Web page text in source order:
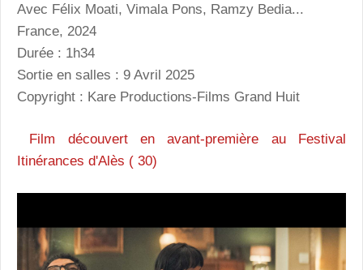
Avec Félix Moati, Vimala Pons, Ramzy Bedia...
France, 2024
Durée : 1h34
Sortie en salles : 9 Avril 2025
Copyright : Kare Productions-Films Grand Huit
Film découvert en avant-première au Festival
Itinérances d'Alès ( 30)